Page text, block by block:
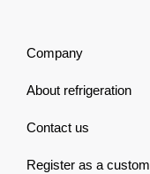
Company
About refrigeration
Contact us
Register as a